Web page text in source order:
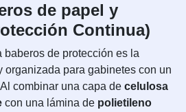
de papel y
Continua)
baberos de protección es la
organizada para gabinetes con un
combinar una capa de celulosa
con una lámina de polietileno